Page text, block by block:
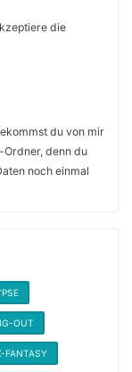
die
du von mir
Ordner, denn du
noch einmal
OUT
FANTASY